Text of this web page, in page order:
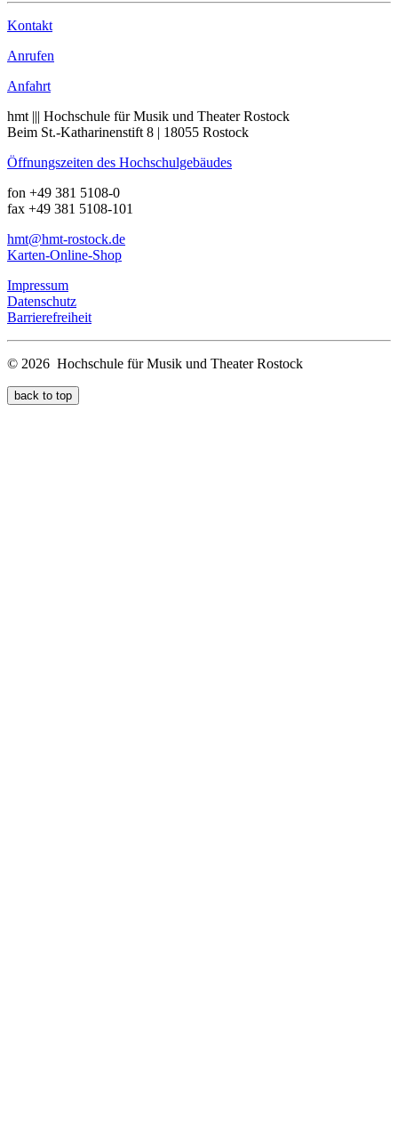
Kontakt
Anrufen
Anfahrt
hmt ||| Hochschule für Musik und Theater Rostock
Beim St.-Katharinenstift 8 | 18055 Rostock
Öffnungszeiten des Hochschulgebäudes
fon +49 381 5108-0
fax +49 381 5108-101
hmt@hmt-rostock.de
Karten-Online-Shop
Impressum
Datenschutz
Barrierefreiheit
© 2026 Hochschule für Musik und Theater Rostock
back to top